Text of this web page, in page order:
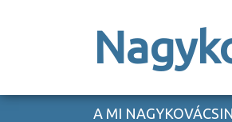
A MI